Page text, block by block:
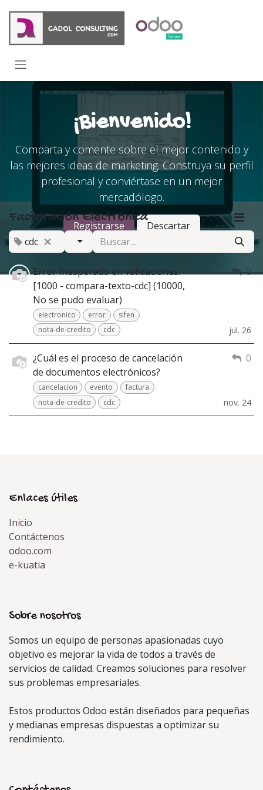
¡Bienvenido!
Comparta y comente sobre el mejor contenido y
las mejores ideas de marketing. Construya su perfil
profesional y conviértase en un mejor
mercadólogo.
Registrarse Descartar
Facturación Electrónica
cdc
Error Inesperado en validaciones.
[1000 - compara-texto-cdc] (10000,
No se pudo evaluar)
electronico error
sifen
nota-de-credito
cdc
0
jul. 26
¿Cuál es el proceso de cancelación
de documentos electrónicos?
cancelacion evento
factura
nota-de-credito
cdc
0
nov. 24
Enlaces útiles
Inicio
Contáctenos
odoo.com
e-kuatia
Sobre nosotros
Somos un equipo de personas apasionadas cuyo
objetivo es mejorar la vida de todos a través de
servicios de calidad. Creamos soluciones para resolver
sus problemas empresariales.
Estos productos Odoo están diseñados para pequeñas
y medianas empresas dispuestas a optimizar su
rendimiento.